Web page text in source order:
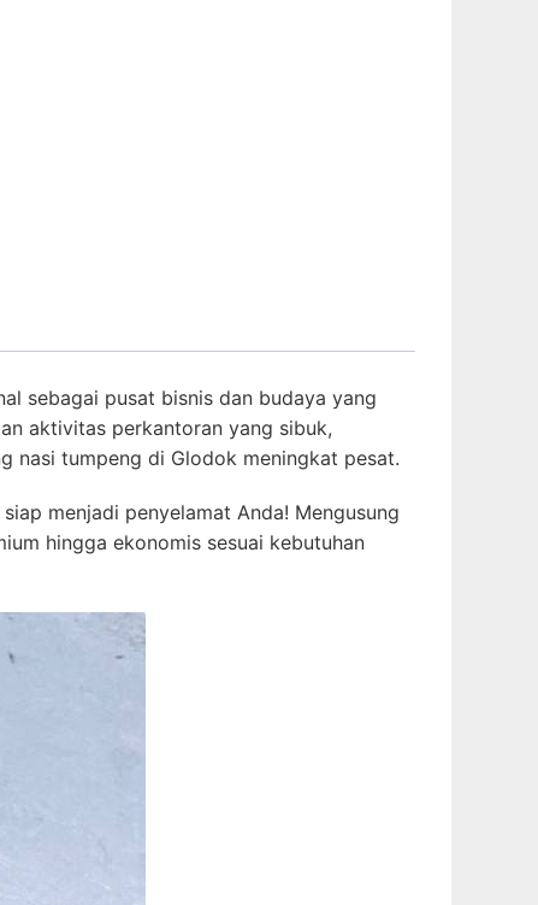
sebagai pusat bisnis dan budaya yang
aktivitas perkantoran yang sibuk,
nasi tumpeng di Glodok meningkat pesat.
menjadi penyelamat Anda! Mengusung
hingga ekonomis sesuai kebutuhan